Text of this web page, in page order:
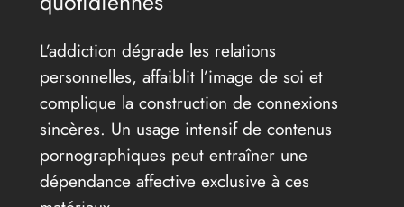
L’addiction dégrade les relations
personnelles, affaiblit l’image de soi et
complique la construction de connexions
sincères. Un usage intensif de contenus
pornographiques peut entraîner une
dépendance affective exclusive à ces